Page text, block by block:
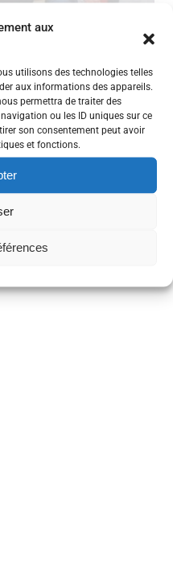
aux
utilisons des technologies telles
aux informations des appareils.
permettra de traiter des
ou les ID uniques sur ce
son consentement peut avoir
et fonctions.
Brest en 2014 a
seconde édition aura
de Bretagne
est de